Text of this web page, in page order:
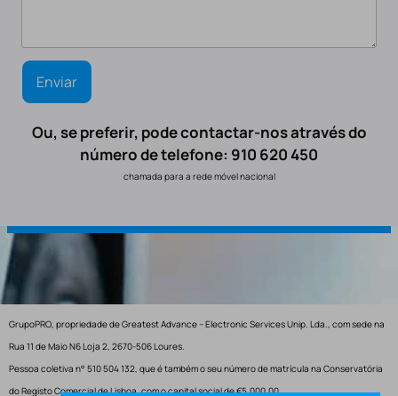
Ou, se preferir, pode contactar-nos através do
número de telefone: 910 620 450
chamada para a rede móvel nacional
GrupoPRO, propriedade de Greatest Advance – Electronic Services Unip. Lda., com sede na
Rua 11 de Maio N6 Loja 2, 2670-506 Loures.
Pessoa coletiva n° 510 504 132, que é também o seu número de matrícula na Conservatória
do Registo Comercial de Lisboa, com o capital social de €5.000,00.